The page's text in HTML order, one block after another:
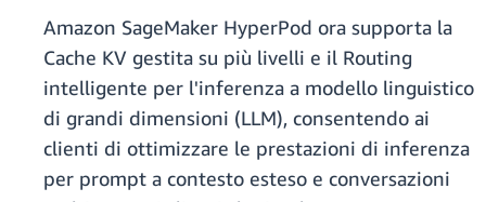
Amazon SageMaker HyperPod ora supporta la
Cache KV gestita su più livelli e il Routing
intelligente per l'inferenza a modello linguistico
di grandi dimensioni (LLM), consentendo ai
clienti di ottimizzare le prestazioni di inferenza
per prompt a contesto esteso e conversazioni